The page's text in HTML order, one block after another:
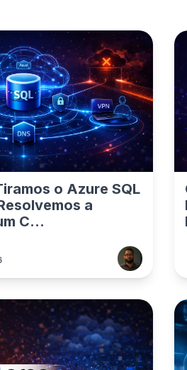
o Azure SQL
a
C...